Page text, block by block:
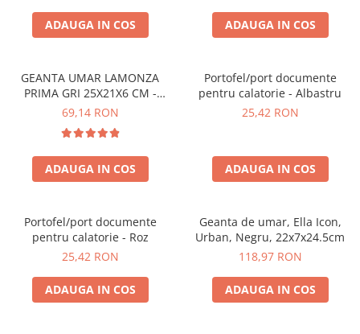
ADAUGA IN COS ADAUGA IN COS
GEANTA UMAR LAMONZA
PRIMA GRI 25X21X6 CM -
bretea ajustabila 130 cm
69,14 RON
ADAUGA IN COS
Portofel/port documente
pentru calatorie - Albastru
25,42 RON
ADAUGA IN COS
Portofel/port documente
pentru calatorie - Roz
25,42 RON
ADAUGA IN COS
Geanta de umar, Ella Icon,
Urban, Negru, 22x7x24.5cm
118,97 RON
ADAUGA IN COS